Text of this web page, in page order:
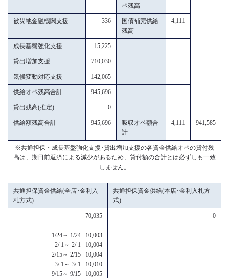
ペ残高
被災地金融機関支援 336
国債補完供給
残高
4,111
成長基盤強化支援 15,225
貸出増加支援 710,030
気候変動対応支援 142,065
供給オペ残高合計 945,696
貸出残高(推定) 0
供給額残高合計 945,696
吸収オペ額合
計
4,111 941,585
※共通担保・成長基盤強化支援･貸出増加支援の各資金供給オペの貸付残
高は、期日前返済による減少があるため、貸付額の合計とは必ずしも一致
しません。
共通担保資金供給(全店･金利入
札方式)
共通担保資金供給(本店･金利入札方
式)
70,035
1/24～ 1/24 10,003
2/ 1～ 2/ 1 10,004
2/15～ 2/15 10,004
3/ 1～ 3/ 1 10,010
9/15～ 9/15 10,005
0